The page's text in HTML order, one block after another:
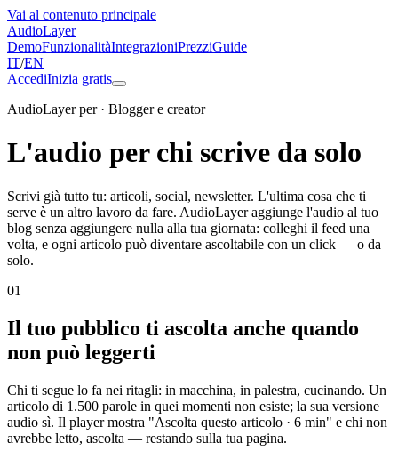
Vai al contenuto principale
AudioLayer
DemoFunzionalitàIntegrazioniPrezziGuide
IT/EN
AccediInizia gratis
AudioLayer per · Blogger e creator
L'audio per chi scrive da solo
Scrivi già tutto tu: articoli, social, newsletter. L'ultima cosa che ti
serve è un altro lavoro da fare. AudioLayer aggiunge l'audio al tuo
blog senza aggiungere nulla alla tua giornata: colleghi il feed una
volta, e ogni articolo può diventare ascoltabile con un click — o da
solo.
01
Il tuo pubblico ti ascolta anche quando
non può leggerti
Chi ti segue lo fa nei ritagli: in macchina, in palestra, cucinando. Un
articolo di 1.500 parole in quei momenti non esiste; la sua versione
audio sì. Il player mostra "Ascolta questo articolo · 6 min" e chi non
avrebbe letto, ascolta — restando sulla tua pagina.